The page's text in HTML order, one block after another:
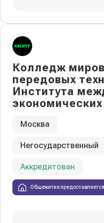
Колледж
передовых
Института
экономических
Москва
Негосударственный
Аккредитован
Общежитие предоставляется